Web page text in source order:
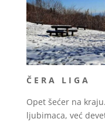
Č E R A L I G A
Opet šećer na
ljubimaca, već